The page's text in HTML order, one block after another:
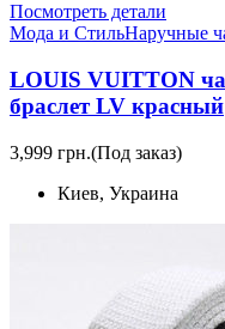
Посмотреть детали
Мода и СтильНаручные
LOUIS VUITTON
браслет LV красный
3,999 грн.(Под заказ)
Киев, Украина